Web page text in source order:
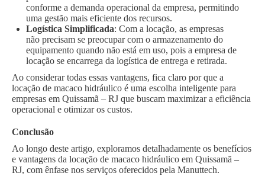
conforme a demanda operacional da empresa, permitindo
uma gestão mais eficiente dos recursos.
Logística Simplificada: Com a locação, as empresas
não precisam se preocupar com o armazenamento do
equipamento quando não está em uso, pois a empresa de
locação se encarrega da logística de entrega e retirada.
Ao considerar todas essas vantagens, fica claro por que a
locação de macaco hidráulico é uma escolha inteligente para
empresas em Quissamã – RJ que buscam maximizar a eficiência
operacional e otimizar os custos.
Conclusão
Ao longo deste artigo, exploramos detalhadamente os benefícios
e vantagens da locação de macaco hidráulico em Quissamã –
RJ, com ênfase nos serviços oferecidos pela Manuttech.